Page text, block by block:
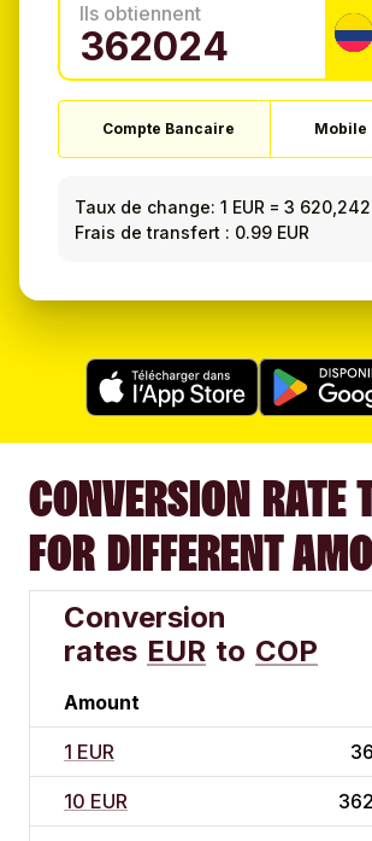
Ils obtiennent
Compte Bancaire Mobile
Taux de change: 1 EUR =3 620,242
Frais de transfert : 0.99 EUR
CONVERSION RATE
FOR DIFFERENT
Conversion
rates EUR to COP
Amount
1 EUR
10 EUR